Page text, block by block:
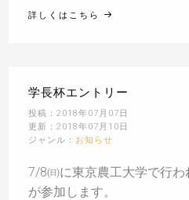
詳しくはこちら
学長杯エントリー
投稿：2018年07月07日
更新：2018年07月10日
ジャンル： お知らせ
7/8㈰に東京農工大学で行
が参加します。